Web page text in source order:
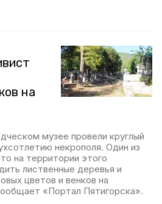
на
музее провели круглый
некрополя. Один из
на территории этого
лиственные деревья и
цветов и венков на
«Портал Пятигорска».